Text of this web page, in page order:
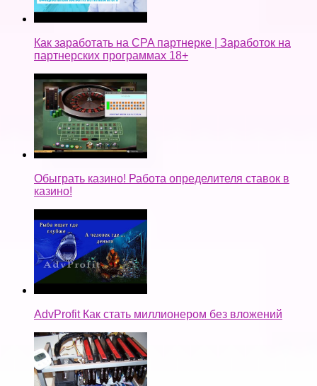
Как заработать на CPA партнерке | Заработок на
партнерских программах 18+
Обыграть казино! Работа определителя ставок в
казино!
AdvProfit Как стать миллионером без вложений